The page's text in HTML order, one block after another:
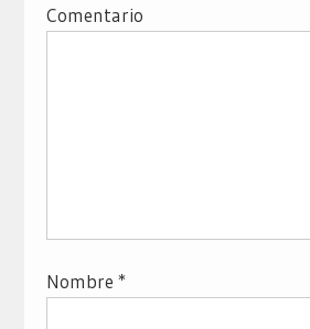
Comentario
Nombre *